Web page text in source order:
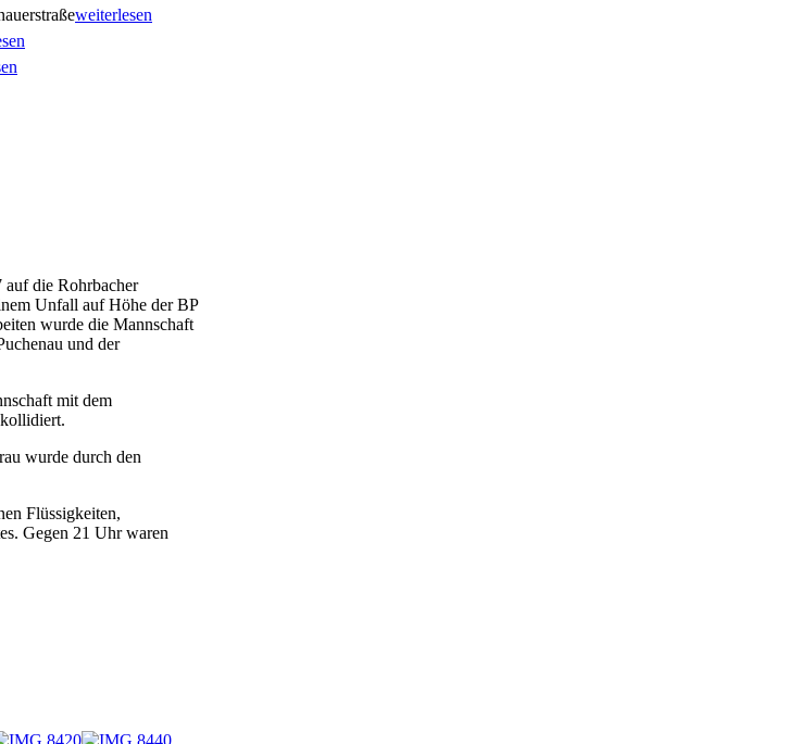
weiterlesen
auf die Rohrbacher
Unfall auf Höhe der BP
wurde die Mannschaft
und der
mit dem
wurde durch den
Flüssigkeiten,
Gegen 21 Uhr waren